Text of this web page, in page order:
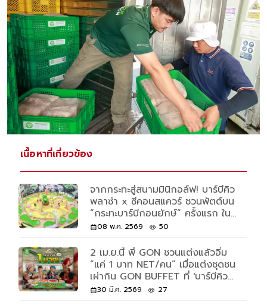
เนื้อหาที่เกี่ยวข้อง
จากกระทะสู่สนามมินิกอล์ฟ! บาร์บีคิว
พลาซ่า x ซีคอนสแควร์ ชวนพัตต์บน
“กระทะบาร์บีกอนยักษ์” ครั้งแรก ใน
งาน “Hole In Fun: Bar B Golf”
08 พ.ค. 2569 50
2 เม.ย.นี้ พี่ GON ชวนแต่งแล้วอิ่ม
“แค่ 1 บาท NET/คน” เมื่อแต่งชุดชน
เผ่ากิน GON BUFFET ที่ 'บาร์บีคิว
พลาซ่า สาขาเซ็นทรัล พระราม 9' วัน
30 มี.ค. 2569 27